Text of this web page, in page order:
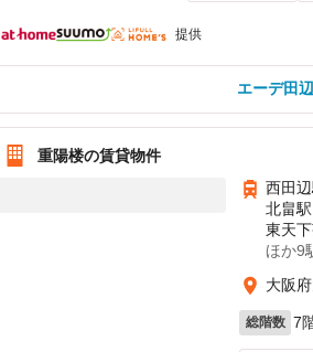
提供
エーデ田
重陽楼の賃貸物件
西田
北畠
東天
ほか9
大阪
総階数 7